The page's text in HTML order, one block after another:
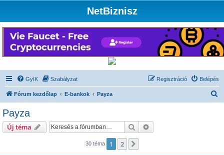
NetBiznisz
GyIK Szabályzat Belépés
Regisztráció
Fórum kezdőlap E-bankok Payza
Payza
Új téma Keresés
30 téma 1 2